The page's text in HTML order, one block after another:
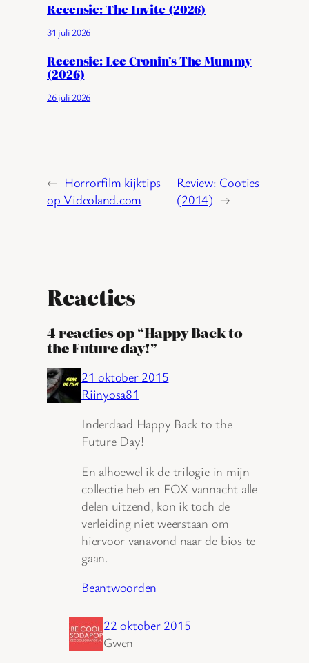
Recensie: The Invite (2026)
31 juli 2026
Recensie: Lee Cronin’s The Mummy
(2026)
26 juli 2026
← Horrorfilm kijktips
op Videoland.com
Review: Cooties
(2014) →
Reacties
4 reacties op “Happy Back to
the Future day!”
21 oktober 2015
Riinyosa81
Inderdaad Happy Back to the
Future Day!
En alhoewel ik de trilogie in mijn
collectie heb en FOX vannacht alle
delen uitzend, kon ik toch de
verleiding niet weerstaan om
hiervoor vanavond naar de bios te
gaan.
Beantwoorden
22 oktober 2015
Gwen